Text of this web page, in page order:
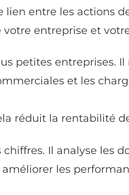
entre les actions
entreprise et
petites entreprises. Il
et les
réduit la rentabilité
Il analyse les
les